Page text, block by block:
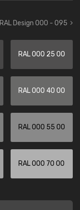
Design 000 - 095
RAL 000 25 00
RAL 000 40 00
RAL 000 55 00
RAL 000 70 00